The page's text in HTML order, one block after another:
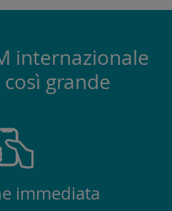
internazionale
grande
immediata